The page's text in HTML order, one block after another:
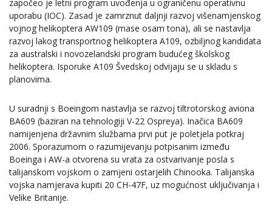
započeo je letni program uvođenja u ograničenu operativnu
uporabu (IOC). Zasad je zamrznut daljnji razvoj višenamjenskog
vojnog helikoptera AW109 (mase osam tona), ali se nastavlja
razvoj lakog transportnog helikoptera A109, ozbiljnog kandidata
za australski i novozelandski program budućeg školskog
helikoptera. Isporuke A109 Švedskoj odvijaju se u skladu s
planovima.
U suradnji s Boeingom nastavlja se razvoj tiltrotorskog aviona
BA609 (baziran na tehnologiji V-22 Ospreya). Inačica BA609
namijenjena državnim službama prvi put je poletjela potkraj
2006. Sporazumom o razumijevanju potpisanim između
Boeinga i AW-a otvorena su vrata za ostvarivanje posla s
talijanskom vojskom o zamjeni ostarjelih Chinooka. Talijanska
vojska namjerava kupiti 20 CH-47F, uz mogućnost uključivanja i
Velike Britanije.